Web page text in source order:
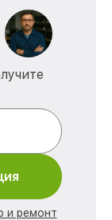
и ремонт